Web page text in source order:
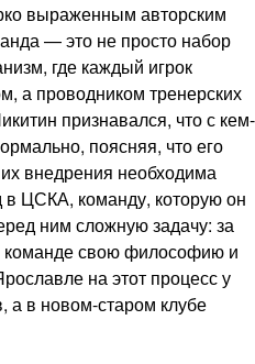
выраженным авторским
— это не просто набор
где каждый игрок
а проводником тренерских
признавался, что с кем-
поясняя, что его
внедрения необходима
ЦСКА, команду, которую он
ним сложную задачу: за
команде свою философию и
на этот процесс у
а в новом-старом клубе